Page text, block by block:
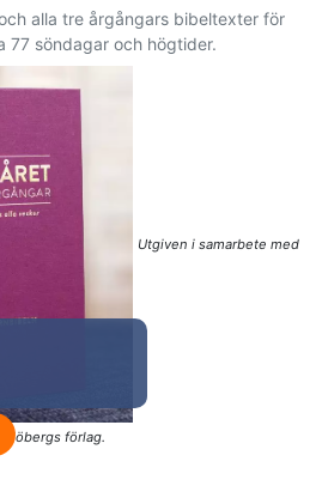
alla tre årgångars bibeltexter för
77 söndagar och högtider.
Utgiven i samarbete med
Sjöbergs förlag.